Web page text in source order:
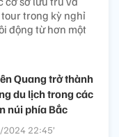
trong kỳ nghỉ
động từ hơn một
Quang trở thành
du lịch trong các
núi phía Bắc
22:45’